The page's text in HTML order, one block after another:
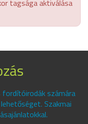
tagsága aktiválása
számára
Szakmai